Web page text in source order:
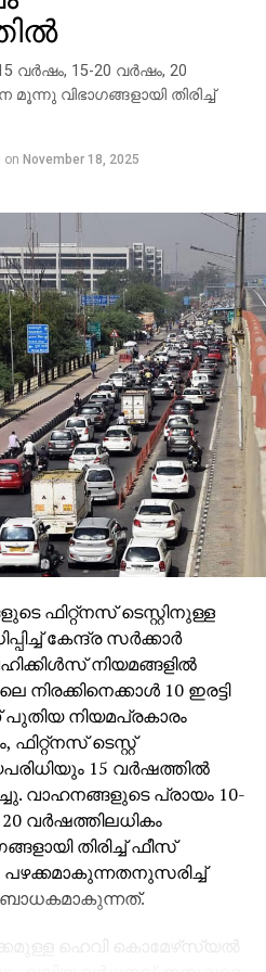
ഹാജരാകാന്‍
അരുണിന്റെ സിംഗിള്‍
ഹൈക്കോടതി വിധിക്ക്
പ്രോസിക്യൂട്ടര്‍
കോടതിയെ
വര്‍ഷം, 15-20 വര്‍ഷം, 20
വിഭാഗങ്ങളായി തിരിച്ച്
on November 18, 2025
ഫിറ്റ്‌നസ് ടെസ്റ്റിനുള്ള
കേന്ദ്ര സര്‍ക്കാര്‍
നിയമങ്ങളില്‍
നിരക്കിനെക്കാള്‍ 10 ഇരട്ടി
നിയമപ്രകാരം
ടെസ്റ്റ്
15 വര്‍ഷത്തില്‍
വാഹനങ്ങളുടെ പ്രായം 10-
വര്‍ഷത്തിലധികം
തിരിച്ച് ഫീസ്
പഴക്കമാകുന്നതനുസരിച്ച്
ബാധകമാകുന്നത്.
ഹെവി കൊമേഴ്‌സ്യല്‍